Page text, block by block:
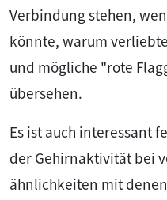
Verbindung stehen,
könnte, warum
und mögliche "rote
übersehen.
Es ist auch interessant
der Gehirnaktivität bei
ähnlichkeiten mit